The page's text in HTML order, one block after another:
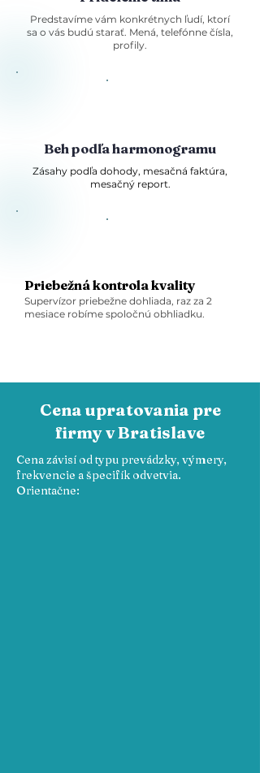
Predstavíme vám konkrétnych ľudí, ktorí
sa o vás budú starať. Mená, telefónne čísla,
profily.
Beh podľa harmonogramu
Zásahy podľa dohody, mesačná faktúra,
mesačný report.
Priebežná kontrola kvality
Supervízor priebežne dohliada, raz za 2
mesiace robíme spoločnú obhliadku.
Cena upratovania pre
firmy v Bratislave
Cena závisí od typu prevádzky, výmery,
frekvencie a špecifík odvetvia.
Orientačne: